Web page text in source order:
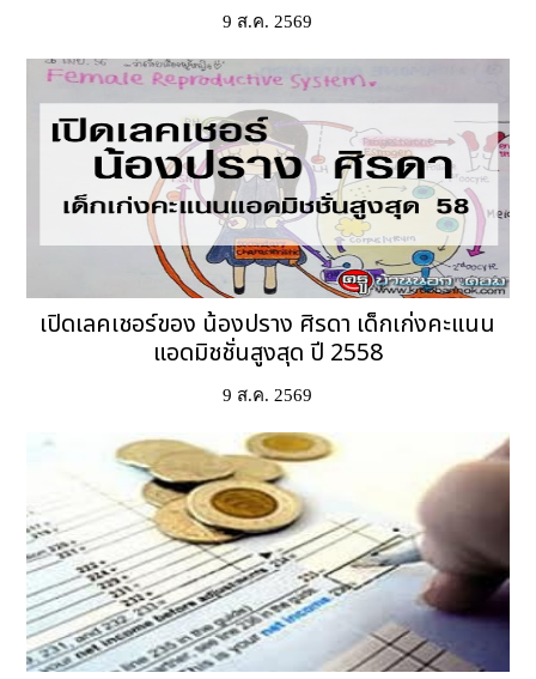
9 ส.ค. 2569
เปิดเลคเชอร์ของ น้องปราง ศิรดา เด็กเก่งคะแนน
แอดมิชชั่นสูงสุด ปี 2558
9 ส.ค. 2569